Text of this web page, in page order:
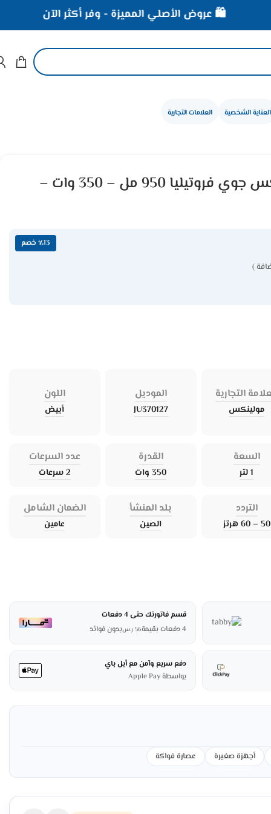
العناية الشخصية العلامات التجارية
عصارة فواكة مولينكس جوي فروتيليا 950 مل – 350 وات –
٪13 خصم
)
التجارية
مولينكس
الموديل
JU370127
اللون
أبيض
السعة
1 لتر
القدرة
350 وات
عدد السرعات
2 سرعات
التردد
50 – 60 هرتز
بلد المنشأ
الصين
الضمان الشامل
عامين
قسم فاتورتك حتى 4 دفعات
4 دفعات بقيمة
56 ر.سبدون فوائد
دفع سريع وآمن مع أبل باي
بواسطة Apple Pay
أجهزة صغيرة عصارة فواكة
🛍️ عروض الأصلي المميزة - وفر أكثر الآن